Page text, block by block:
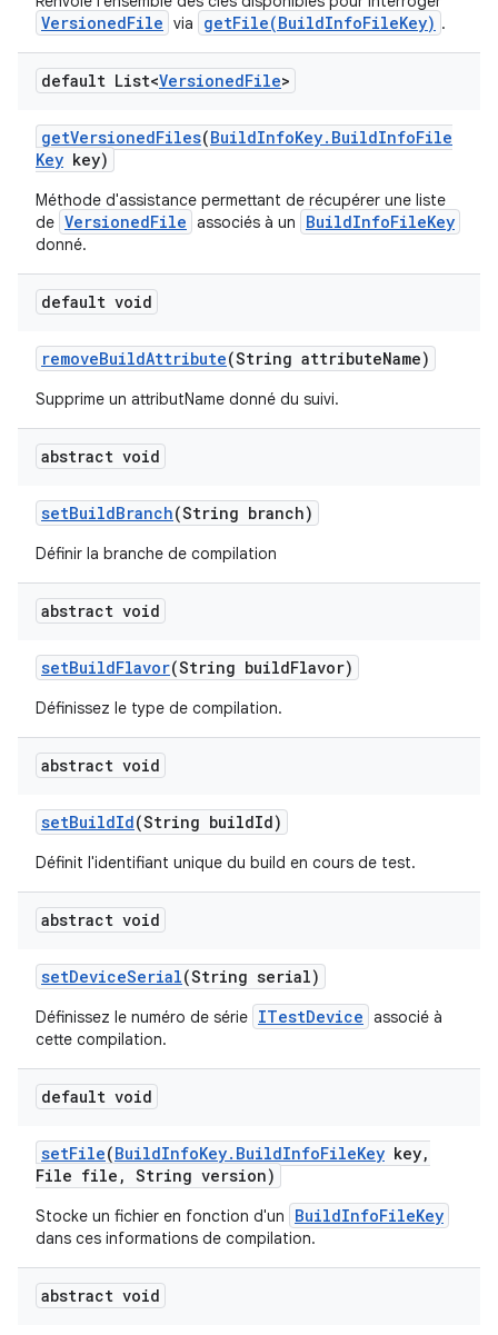
VersionedFile via getFile(BuildInfoFileKey) .
default List<VersionedFile>
getVersionedFiles(BuildInfoKey. BuildInfoFile
Key key)
Méthode d'assistance permettant de récupérer une liste
de VersionedFile associés à un BuildInfoFileKey
donné.
default void
removeBuildAttribute(String attributeName)
Supprime un attributName donné du suivi.
abstract void
setBuildBranch(String branch)
Définir la branche de compilation
abstract void
setBuildFlavor(String buildFlavor)
Définissez le type de compilation.
abstract void
setBuildId(String buildId)
Définit l'identifiant unique du build en cours de test.
abstract void
setDeviceSerial(String serial)
Définissez le numéro de série ITestDevice associé à
cette compilation.
default void
setFile(BuildInfoKey. BuildInfoFileKey key,
File file , String version)
Stocke un fichier en fonction d'un BuildInfoFileKey
dans ces informations de compilation.
abstract void